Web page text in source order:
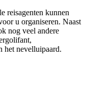
reisagenten kunnen
u organiseren. Naast
nog veel andere
het nevelluipaard.